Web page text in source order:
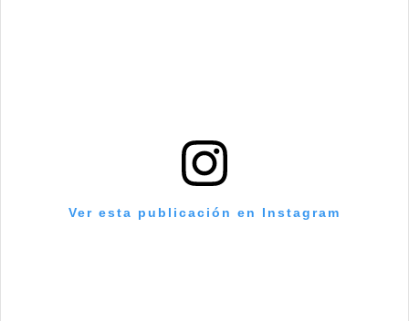
Ver esta publicación en Instagram